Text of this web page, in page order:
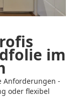
im
Anforderungen -
oder flexibel